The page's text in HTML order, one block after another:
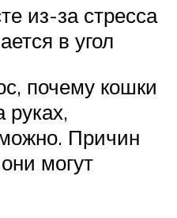
из-за стресса
в угол
почему кошки
руках,
Причин
могут